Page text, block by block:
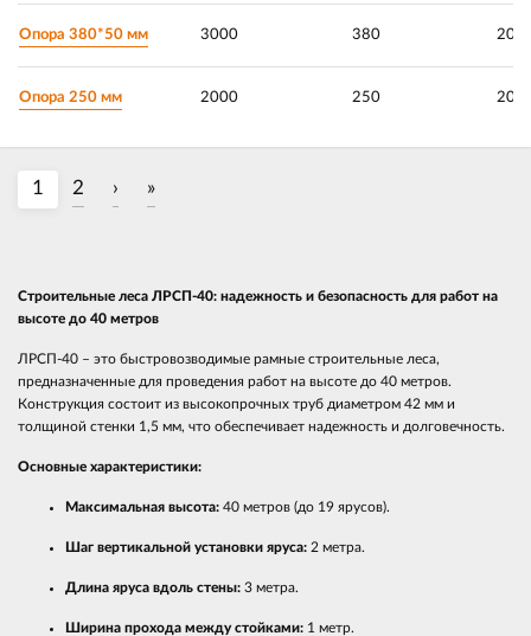
Опора 380*50 мм 3000 380 20
Опора 250 мм 2000 250 20
1 2 › »
Строительные леса ЛРСП-40: надежность и безопасность для работ на
высоте до 40 метров
ЛРСП-40 – это быстровозводимые рамные строительные леса,
предназначенные для проведения работ на высоте до 40 метров.
Конструкция состоит из высокопрочных труб диаметром 42 мм и
толщиной стенки 1,5 мм, что обеспечивает надежность и долговечность.
Основные характеристики:
Максимальная высота: 40 метров (до 19 ярусов).
Шаг вертикальной установки яруса: 2 метра.
Длина яруса вдоль стены: 3 метра.
Ширина прохода между стойками: 1 метр.